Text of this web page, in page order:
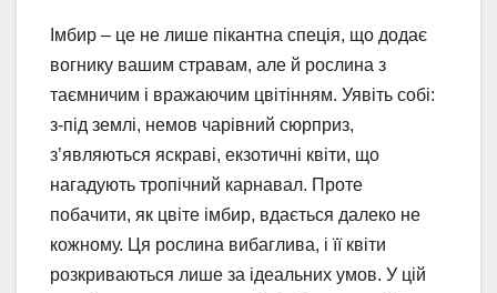
Імбир – це не лише пікантна спеція, що додає
вогнику вашим стравам, але й рослина з
таємничим і вражаючим цвітінням. Уявіть собі:
з-під землі, немов чарівний сюрприз,
з’являються яскраві, екзотичні квіти, що
нагадують тропічний карнавал. Проте
побачити, як цвіте імбир, вдається далеко не
кожному. Ця рослина вибаглива, і її квіти
розкриваються лише за ідеальних умов. У цій